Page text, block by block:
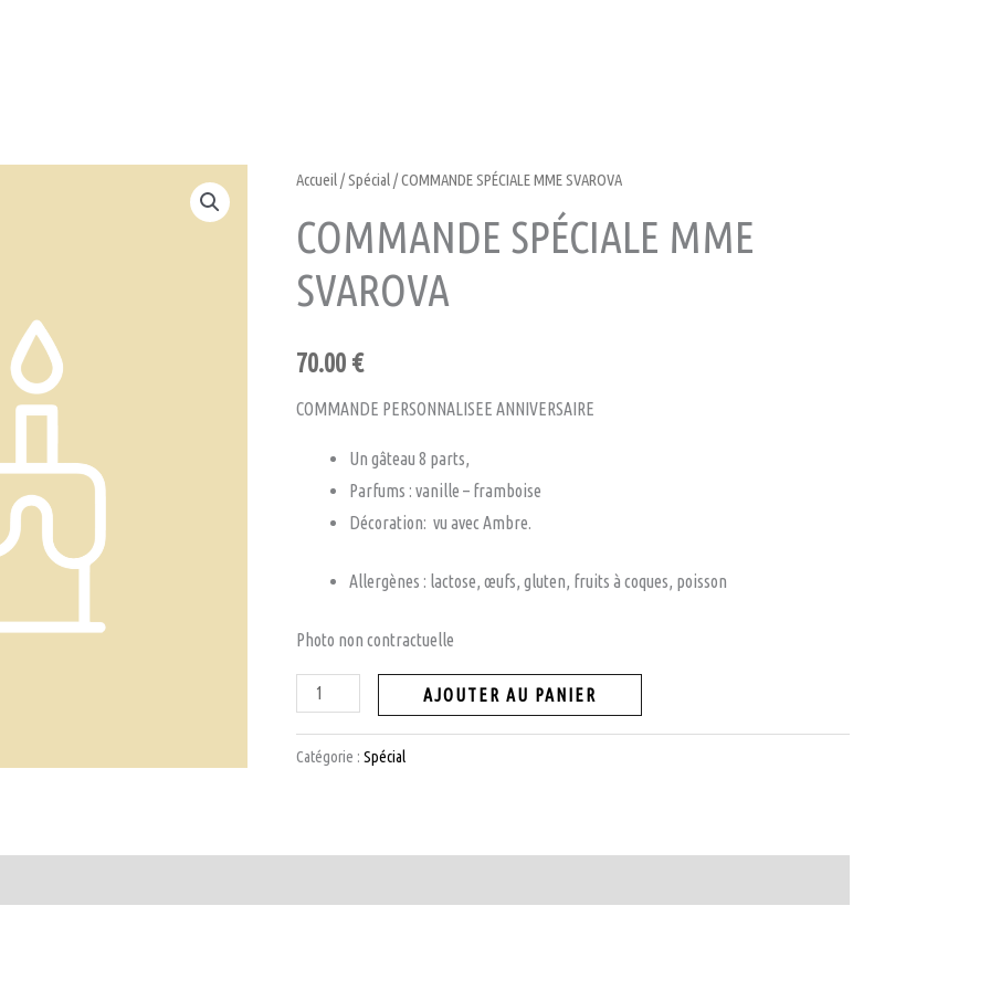
Accueil/Spécial/ COMMANDE SPÉCIALE MME SVAROVA
COMMANDE SPÉCIALE MME
SVAROVA
70.00 €
COMMANDE PERSONNALISEE ANNIVERSAIRE
Un gâteau 8 parts,
Parfums : vanille – framboise
Décoration: vu avec Ambre.
Allergènes : lactose, œufs, gluten, fruits à coques, poisson
Photo non contractuelle
quantité
COMMANDE
AJOUTER AU PANIER
Catégorie : Spécial